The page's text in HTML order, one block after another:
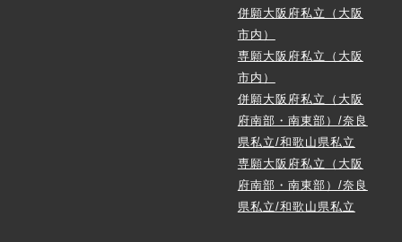
併願大阪府私立（大阪
市内）
専願大阪府私立（大阪
市内）
併願大阪府私立（大阪
府南部・南東部）/奈良
県私立/和歌山県私立
専願大阪府私立（大阪
府南部・南東部）/奈良
県私立/和歌山県私立